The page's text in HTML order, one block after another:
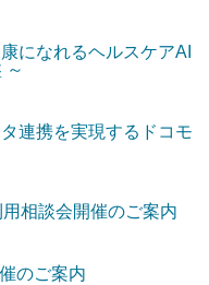
になれるヘルスケアAI
～
連携を実現するドコモ
相談会開催のご案内
のご案内